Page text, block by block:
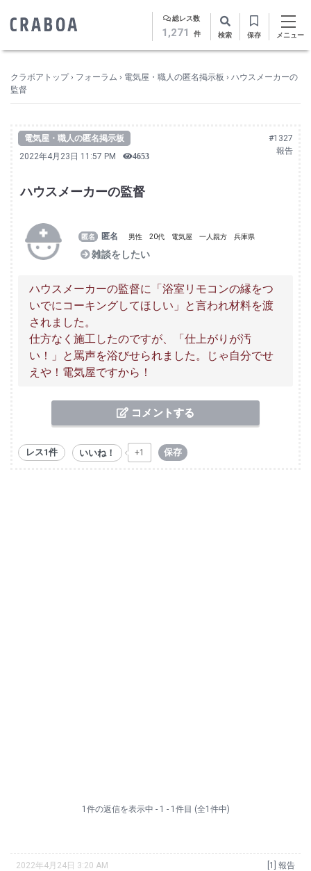
総レス数
1,271 件 検索 保存 メニュー
クラボアトップ › フォーラム › 電気屋・職人の匿名掲示板 › ハウスメーカーの
監督
電気屋・職人の匿名掲示板
#1327
報告
2022年4月23日 11:57 PM 4653
ハウスメーカーの監督
匿名 男性 20代 電気屋 一人親方 兵庫県
雑談をしたい
ハウスメーカーの監督に「浴室リモコンの縁をつ
いでにコーキングしてほしい」と言われ材料を渡
されました。
仕方なく施工したのですが、「仕上がりが汚
い！」と罵声を浴びせられました。じゃ自分でせ
えや！電気屋ですから！
コメントする
レス1件 いいね！ +1 保存
1件の返信を表示中 - 1 - 1件目 (全1件中)
2022年4月24日 3:20 AM [1] 報告